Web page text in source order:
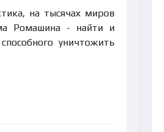
на тысячах миров
Ромашина - найти и
уничтожить